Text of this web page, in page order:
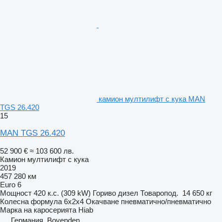
камион мултилифт с кука MAN
TGS 26.420
15
MAN TGS 26.420
52 900 € ≈ 103 600 лв.
Камион мултилифт с кука
2019
457 280 км
Euro 6
Мощност 420 к.с. (309 kW) Гориво дизел Товаропод. 14 650 кг
Колесна формула 6x2x4 Окачване пневматично/пневматично
Марка на каросерията Hiab
Германия, Bovenden